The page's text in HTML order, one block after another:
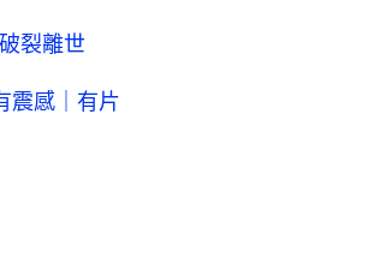
裂離世
震感｜有片